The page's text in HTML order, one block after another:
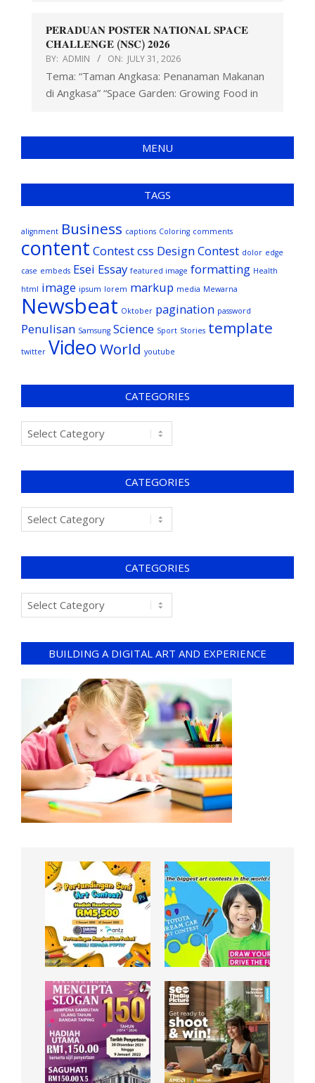
𝐏𝐄𝐑𝐀𝐃𝐔𝐀𝐍 𝐏𝐎𝐒𝐓𝐄𝐑 𝐍𝐀𝐓𝐈𝐎𝐍𝐀𝐋 𝐒𝐏𝐀𝐂𝐄
𝐂𝐇𝐀𝐋𝐋𝐄𝐍𝐆𝐄 (𝐍𝐒𝐂) 𝟐𝟎𝟐𝟔
BY: ADMIN ON: JULY 31, 2026
Tema: “Taman Angkasa: Penanaman Makanan
di Angkasa” “Space Garden: Growing Food in
MENU
TAGS
alignment Business captions Coloring comments
content Contestcss Design Contest dolor edge
case embeds Esei Essay featured image formatting Health
html image ipsum lorem markup media Mewarna
Newsbeat Oktober pagination password
Penulisan Samsung Science Sport Stories template
twitter VideoWorld youtube
CATEGORIES
CATEGORIES
CATEGORIES
BUILDING A DIGITAL ART AND EXPERIENCE